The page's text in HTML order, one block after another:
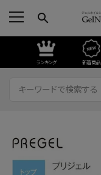
search
ランキング 新着商品